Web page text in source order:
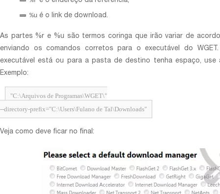
%u é o link de download.
As partes %r e %u são termos coringa que irão variar de
enviando os comandos corretos para o executável do
executável está ou para a pasta de destino tenha espaço, use
Exemplo:
"C:\Arquivos de Programas\WGET\"
--directory-prefix="C:\Users\Fulano de Tal\Downloads"
Veja como deve ficar no final: